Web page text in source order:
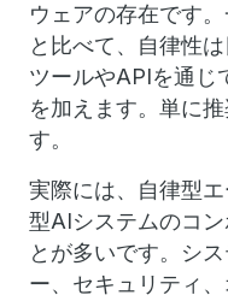
ウェアの存在です
と比べて、自律性
ツールやAPIを通じ
を加えます。単に
す。
実際には、自律型
型AIシステムのコ
とが多いです。シ
ー、セキュリティ